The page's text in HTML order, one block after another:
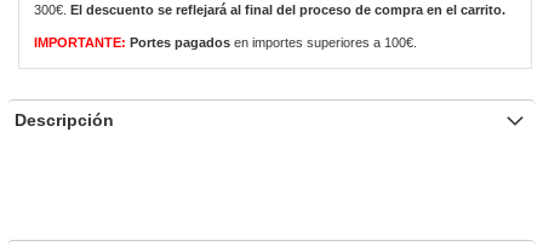
300€.
El descuento se reflejará al final del proceso de compra en el carrito.
IMPORTANTE: Portes pagados en importes superiores a 100€.
Descripción